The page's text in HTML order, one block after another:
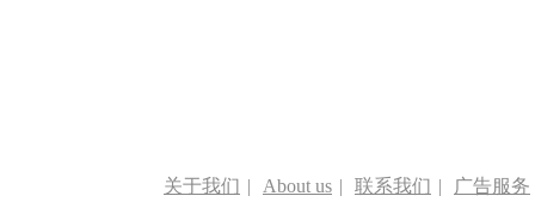
关于我们 | About us | 联系我们 | 广告服务